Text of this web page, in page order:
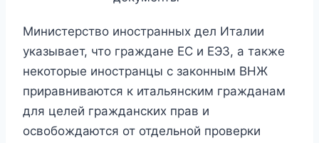
Министерство иностранных дел Италии
указывает, что граждане ЕС и ЕЭЗ, а также
некоторые иностранцы с законным ВНЖ
приравниваются к итальянским гражданам
для целей гражданских прав и
освобождаются от отдельной проверки